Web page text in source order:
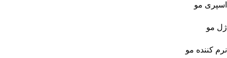
اسپری مو
ژل مو
نرم کننده مو